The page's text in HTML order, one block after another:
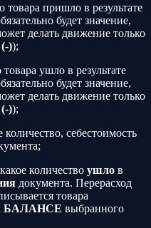
товара пришло в результате
будет значение,
делать движение только
));
ушло в результате
будет значение,
делать движение только
));
себестоимость
количество ушло в
документа. Перерасход
товара
БАЛАНСЕ выбранного